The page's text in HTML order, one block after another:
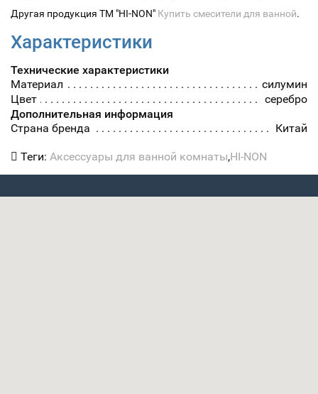
Другая продукция ТМ "HI-NON" Купить смесители для ванной.
Характеристики
Технические характеристики
Материал
силумин
Цвет
серебро
Дополнительная информация
Страна бренда
Китай
Теги: Аксессуары для ванной комнаты,HI-NON